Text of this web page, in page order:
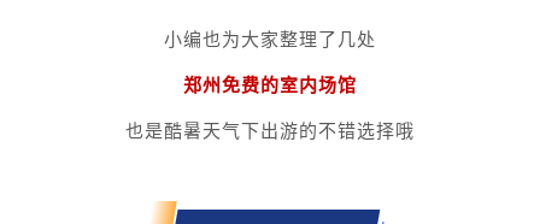
小编也为大家整理了几处
郑州免费的室内场馆
也是酷暑天气下出游的不错选择哦